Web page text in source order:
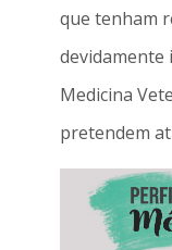
que tenham
devidamente
Medicina
pretendem